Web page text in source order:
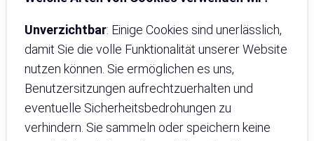
Unverzichtbar: Einige Cookies sind unerlässlich,
damit Sie die volle Funktionalität unserer Website
nutzen können. Sie ermöglichen es uns,
Benutzersitzungen aufrechtzuerhalten und
eventuelle Sicherheitsbedrohungen zu
verhindern. Sie sammeln oder speichern keine